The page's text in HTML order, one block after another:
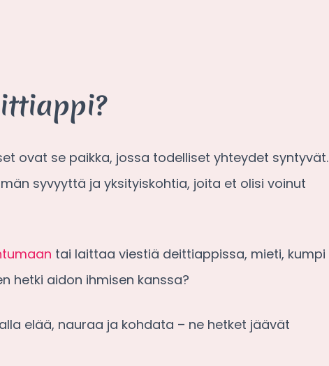
ovat se paikka, jossa todelliset yhteydet syntyvät.
syvyyttä ja yksityiskohtia, joita et olisi voinut
tai laittaa viestiä deittiappissa, mieti, kumpi
hetki aidon ihmisen kanssa?
elää, nauraa ja kohdata – ne hetket jäävät